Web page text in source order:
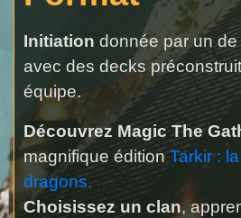
Initiation donnée par un
avec des decks
équipe.
Découvrez Magic The
magnifique édition Tarkir :
dragons.
Choisissez un clan,